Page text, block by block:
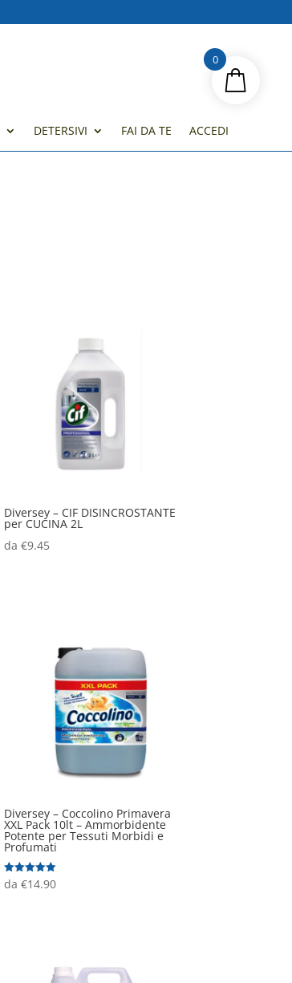
DETERSIVI FAI DA TE ACCEDI
Diversey – CIF DISINCROSTANTE
per CUCINA 2L
da€9.45
Diversey – Coccolino Primavera
XXL Pack 10lt – Ammorbidente
Potente per Tessuti Morbidi e
Profumati
Valutato
5.00
da€14.90
0